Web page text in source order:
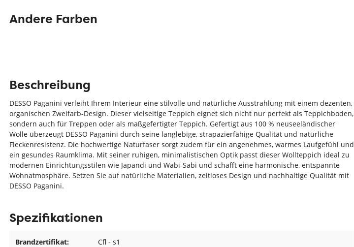
Andere Farben
Beschreibung
DESSO Paganini verleiht Ihrem Interieur eine stilvolle und natürliche Ausstrahlung mit einem dezenten,
organischen Zweifarb-Design. Dieser vielseitige Teppich eignet sich nicht nur perfekt als Teppichboden,
sondern auch für Treppen oder als maßgefertigter Teppich. Gefertigt aus 100 % neuseeländischer
Wolle überzeugt DESSO Paganini durch seine langlebige, strapazierfähige Qualität und natürliche
Fleckenresistenz. Die hochwertige Naturfaser sorgt zudem für ein angenehmes, warmes Laufgefühl und
ein gesundes Raumklima. Mit seiner ruhigen, minimalistischen Optik passt dieser Wollteppich ideal zu
modernen Einrichtungsstilen wie Japandi und Wabi-Sabi und schafft eine harmonische, entspannte
Wohnatmosphäre. Setzen Sie auf natürliche Materialien, zeitloses Design und nachhaltige Qualität mit
DESSO Paganini.
Spezifikationen
Brandzertifikat: Cfl - s1